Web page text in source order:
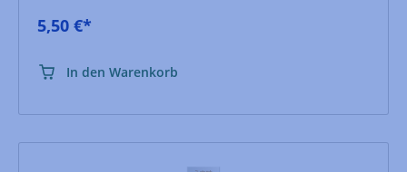
5,50 €*
In den Warenkorb